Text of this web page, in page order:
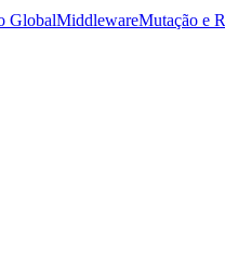
GlobalMiddlewareMutação e